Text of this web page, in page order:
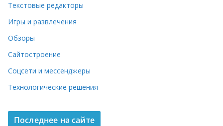
Текстовые редакторы
Игры и развлечения
Обзоры
Сайтостроение
Соцсети и мессенджеры
Технологические решения
Последнее на сайте